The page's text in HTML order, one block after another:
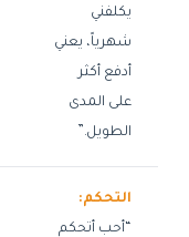
يكلفني
شهرياً، يعني
أدفع أكثر
على المدى
الطويل.”
التحكم:
“أحب أتحكم